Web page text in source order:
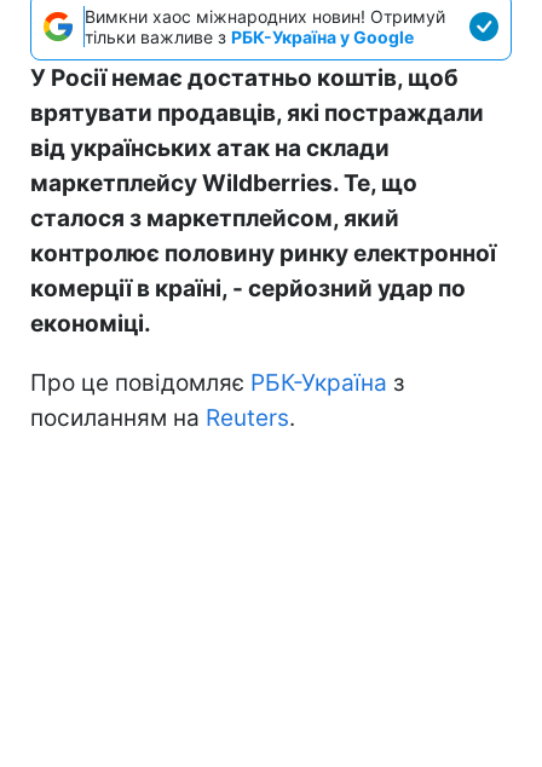
Вимкни хаос міжнародних новин! Отримуй
тільки важливе з РБК-Україна у Google
У Росії немає достатньо коштів, щоб
врятувати продавців, які постраждали
від українських атак на склади
маркетплейсу Wildberries. Те, що
сталося з маркетплейсом, який
контролює половину ринку електронної
комерції в країні, - серйозний удар по
економіці.
Про це повідомляє РБК-Україна з
посиланням на Reuters.